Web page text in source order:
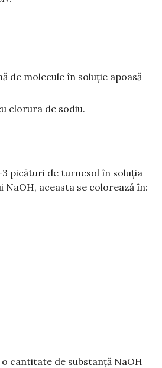
de molecule în soluție apoasă
clorura de sodiu.
3 picături de turnesol în soluția
NaOH, aceasta se colorează în:
o cantitate de substanță NaOH